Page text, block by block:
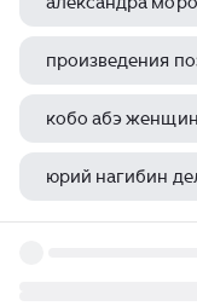
произведения
кобо абэ
юрий нагибин